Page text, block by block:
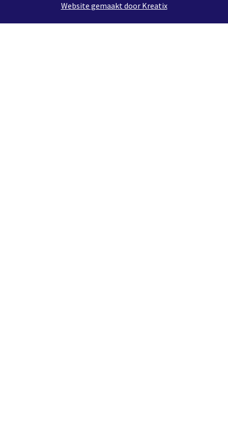
Website gemaakt door Kreatix